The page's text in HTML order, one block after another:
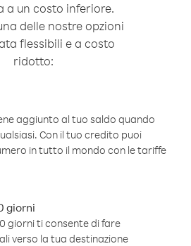
a un costo inferiore.
delle nostre opzioni
flessibili e a costo
ridotto:
aggiunto al tuo saldo quando
Con il tuo credito puoi
in tutto il mondo con le tariffe
giorni
giorni ti consente di fare
verso la tua destinazione